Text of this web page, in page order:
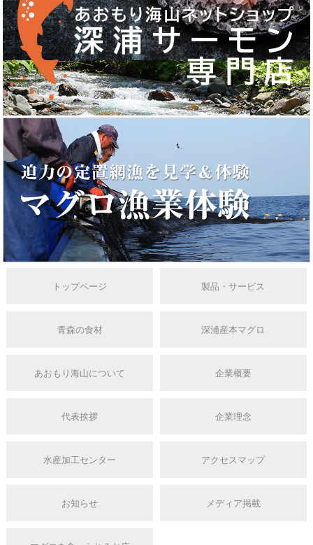
トップページ 製品・サービス
青森の食材 深浦産本マグロ
あおもり海山について 企業概要
代表挨拶 企業理念
水産加工センター アクセスマップ
お知らせ メディア掲載